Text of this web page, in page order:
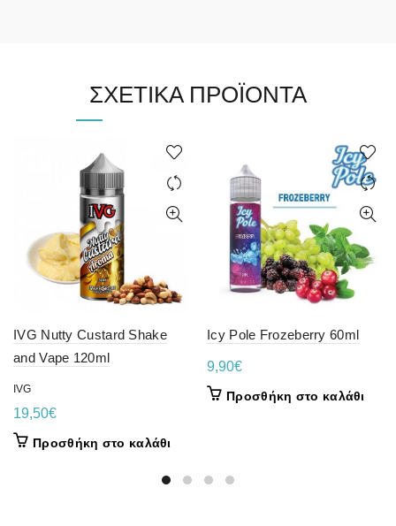
ΣΧΕΤΙΚΆ ΠΡΟΪΌΝΤΑ
IVG Nutty Custard Shake
and Vape 120ml
IVG
19,50€
Προσθήκη στο καλάθι
Icy Pole Frozeberry 60ml
9,90€
Προσθήκη στο καλάθι